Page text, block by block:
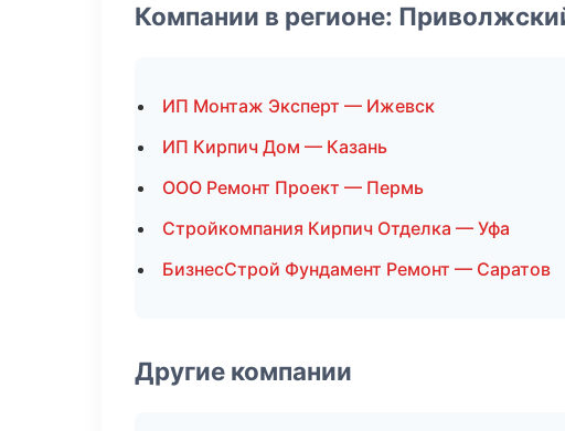
Компании в регионе:
ИП Монтаж Эксперт — Ижевск
ИП Кирпич Дом — Казань
ООО Ремонт Проект — Пермь
Стройкомпания Кирпич Отделка — Уфа
БизнесСтрой Фундамент Ремонт — Саратов
Другие компании